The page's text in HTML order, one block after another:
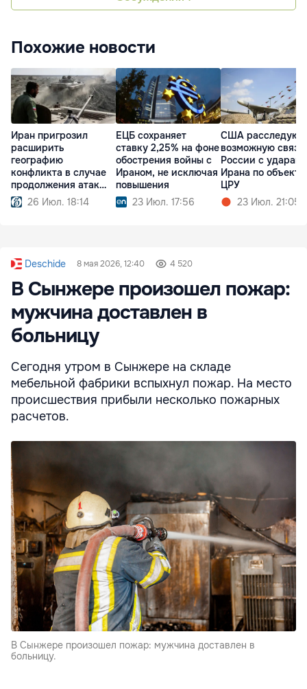
Похожие новости
Иран пригрозил
расширить
географию
конфликта в случае
продолжения атак
США26 Июл. 18:14
ЕЦБ сохраняет
ставку 2,25% на фоне
обострения войны с
Ираном, не исключая
повышения
23 Июл. 17:56
США расследуют
возможную связь
России с
Ирана по
ЦРУ
23 Июл. 21:05
Deschide 8 мая 2026, 12:40 4 520
В Сынжере произошел пожар:
мужчина доставлен в
больницу
Сегодня утром в Сынжере на складе
мебельной фабрики вспыхнул пожар. На место
происшествия прибыли несколько пожарных
расчетов.
В Сынжере произошел пожар: мужчина доставлен в
больницу.